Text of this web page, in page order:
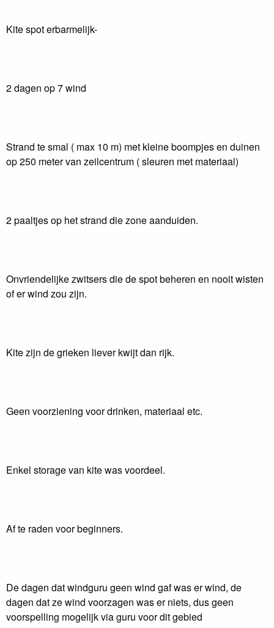
Kite spot erbarmelijk-
2 dagen op 7 wind
Strand te smal ( max 10 m) met kleine boompjes en duinen
op 250 meter van zeilcentrum ( sleuren met materiaal)
2 paaltjes op het strand die zone aanduiden.
Onvriendelijke zwitsers die de spot beheren en nooit wisten
of er wind zou zijn.
Kite zijn de grieken liever kwijt dan rijk.
Geen voorziening voor drinken, materiaal etc.
Enkel storage van kite was voordeel.
Af te raden voor beginners.
De dagen dat windguru geen wind gaf was er wind, de
dagen dat ze wind voorzagen was er niets, dus geen
voorspelling mogelijk via guru voor dit gebied